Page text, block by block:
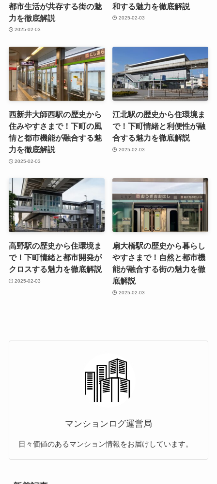
都市生活が共存する街の魅
力を徹底解説
2025-02-03
和する魅力を徹底解説
2025-02-03
西新井大師西駅の歴史から
住みやすさまで！下町の風
情と都市機能が融合する魅
力を徹底解説
2025-02-03
江北駅の歴史から住環境ま
で！下町情緒と利便性が融
合する魅力を徹底解説
2025-02-03
高野駅の歴史から住環境ま
で！下町情緒と都市開発が
クロスする魅力を徹底解説
2025-02-03
扇大橋駅の歴史から暮らし
やすさまで！自然と都市機
能が融合する街の魅力を徹
底解説
2025-02-03
マンションログ運営局
日々価値のあるマンション情報をお届けしています。